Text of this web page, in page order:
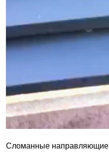
Сломанные направляющие